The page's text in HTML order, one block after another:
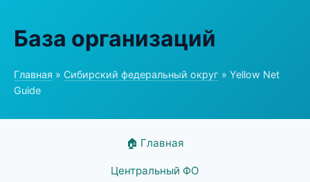
База организаций
Главная » Сибирский федеральный округ » Yellow Net
Guide
🏠 Главная
Центральный ФО